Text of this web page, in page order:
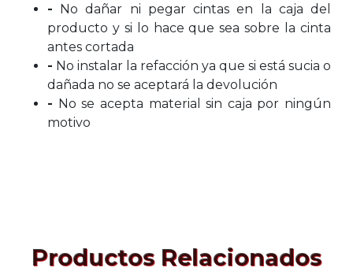
- No dañar ni pegar cintas en la caja del
producto y si lo hace que sea sobre la cinta
antes cortada
- No instalar la refacción ya que si está sucia o
dañada no se aceptará la devolución
- No se acepta material sin caja por ningún
motivo
Productos Relacionados